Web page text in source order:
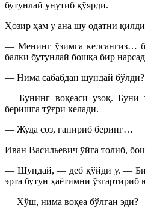
бутунлай унутиб қўярди.
Ҳозир ҳам у ана шу одатни
— Менинг ўзимга келсангиз…
балки бутунлай бошқа бир
— Нима сабабдан шундай
— Бунинг воқеаси узоқ. Буни
беришга тўғри келади.
— Жуда соз, гапириб беринг…
Иван Васильевич ўйга толиб,
— Шундай, — деб қўйди у. — Бир
эрта бутун ҳаётимни ўзгартириб
— Хўш, нима воқеа бўлган эди?